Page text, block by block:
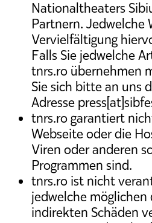
Nationaltheaters
Partnern. Jedwelche
Vervielfältigung
Falls Sie jedwelche
tnrs.ro übernehmen
Sie sich bitte an uns
Adresse
tnrs.ro garantiert
Webseite oder die
Viren oder anderen
Programmen sind.
tnrs.ro ist nicht
jedwelche
indirekten Schäden